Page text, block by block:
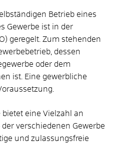
Betrieb eines
Gewerbe ist in der
geregelt. Zum stehenden
dessen
oder dem
ist. Eine gewerbliche
eine Vielzahl an
verschiedenen Gewerbe
und zulassungsfreie